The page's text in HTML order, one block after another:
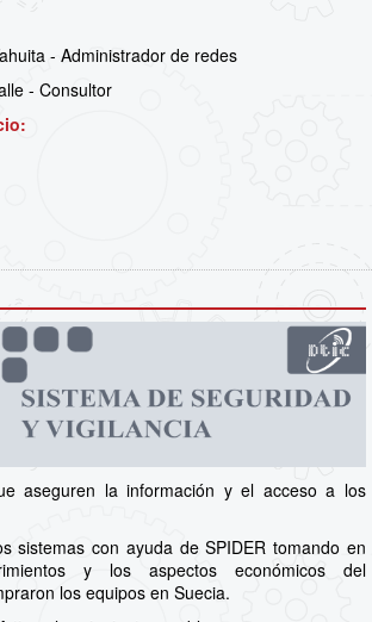
- Administrador de redes
- Consultor
aseguren la información y el acceso a los
sistemas con ayuda de SPIDER tomando en
y los aspectos económicos del
los equipos en Suecia.